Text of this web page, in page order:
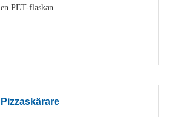
en PET-flaskan.
Pizzaskärare